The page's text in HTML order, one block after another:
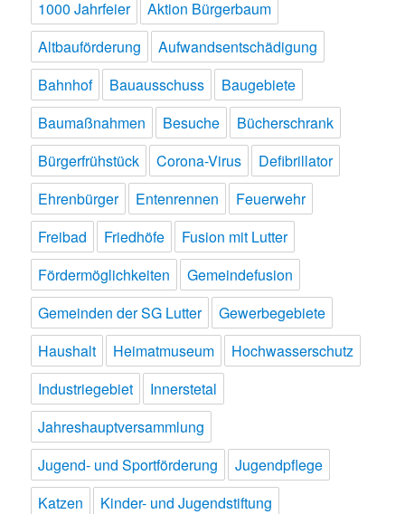
1000 Jahrfeier
Aktion Bürgerbaum
Altbauförderung
Aufwandsentschädigung
Bahnhof
Bauausschuss
Baugebiete
Baumaßnahmen
Besuche
Bücherschrank
Bürgerfrühstück
Corona-Virus
Defibrillator
Ehrenbürger
Entenrennen
Feuerwehr
Freibad
Friedhöfe
Fusion mit Lutter
Fördermöglichkeiten
Gemeindefusion
Gemeinden der SG Lutter
Gewerbegebiete
Haushalt
Heimatmuseum
Hochwasserschutz
Industriegebiet
Innerstetal
Jahreshauptversammlung
Jugend- und Sportförderung
Jugendpflege
Katzen
Kinder- und Jugendstiftung